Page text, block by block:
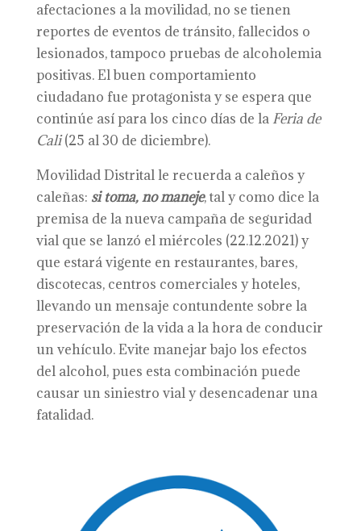
afectaciones a la movilidad, no se tienen
reportes de eventos de tránsito, fallecidos o
lesionados, tampoco pruebas de alcoholemia
positivas. El buen comportamiento
ciudadano fue protagonista y se espera que
continúe así para los cinco días de la Feria de
Cali(25 al 30 de diciembre).
Movilidad Distrital le recuerda a caleños y
caleñas: si toma, no maneje, tal y como dice la
premisa de la nueva campaña de seguridad
vial que se lanzó el miércoles (22.12.2021) y
que estará vigente en restaurantes, bares,
discotecas, centros comerciales y hoteles,
llevando un mensaje contundente sobre la
preservación de la vida a la hora de conducir
un vehículo. Evite manejar bajo los efectos
del alcohol, pues esta combinación puede
causar un siniestro vial y desencadenar una
fatalidad.